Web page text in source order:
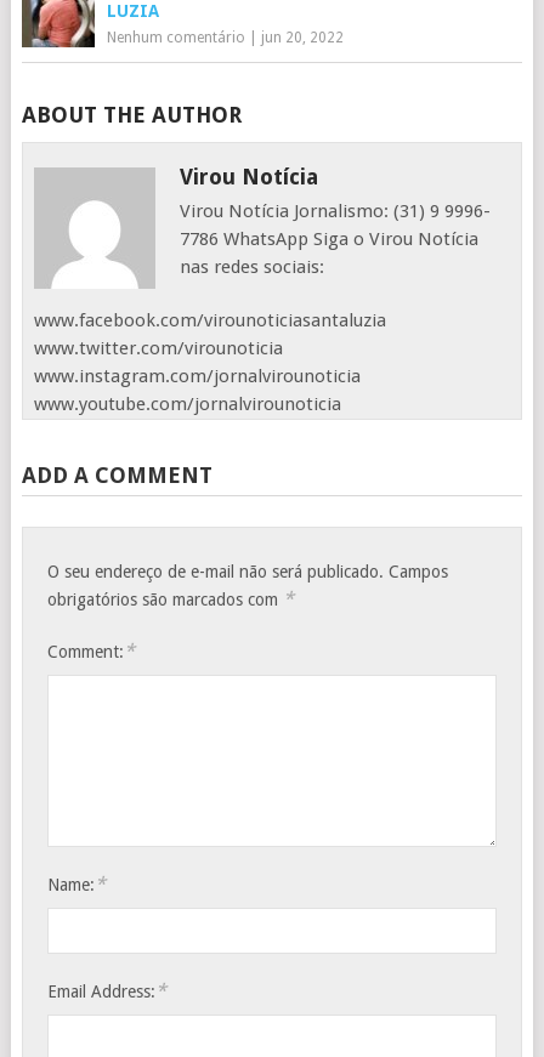
LUZIA
Nenhum comentário jun 20, 2022
ABOUT THE AUTHOR
Virou Notícia
Virou Notícia Jornalismo: (31) 9 9996-
7786 WhatsApp Siga o Virou Notícia
nas redes sociais:
www.facebook.com/virounoticiasantaluzia
www.twitter.com/virounoticia
www.instagram.com/jornalvirounoticia
www.youtube.com/jornalvirounoticia
ADD A COMMENT
O seu endereço de e-mail não será publicado. Campos
obrigatórios são marcados com *
Comment: *
Name: *
Email Address: *